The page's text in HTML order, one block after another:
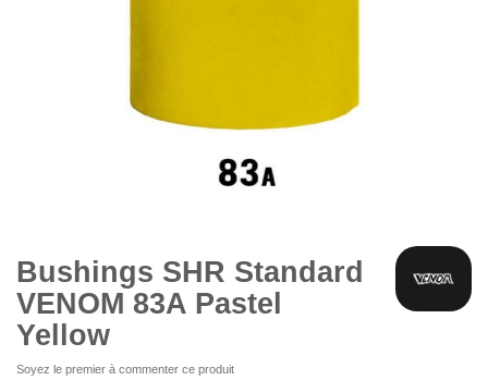
beginning
of
the
images
gallery
Bushings SHR Standard
VENOM 83A Pastel
Yellow
Soyez le premier à commenter ce produit